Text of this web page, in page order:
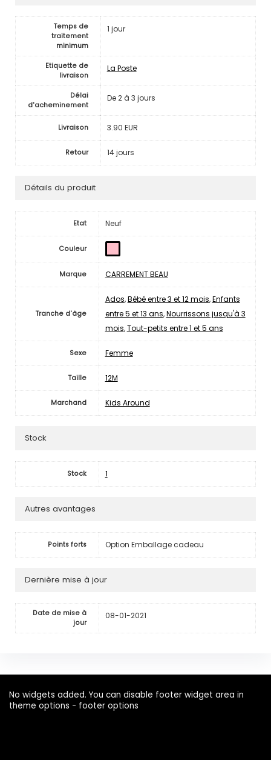
Temps de
traitement
minimum
1 jour
Etiquette de
livraison
La Poste
Délai
d'acheminement
De 2 à 3 jours
Livraison 3.90 EUR
Retour 14 jours
Détails du produit
Etat Neuf
Couleur
Marque CARREMENT BEAU
Tranche d'âge
Ados,Bébé entre 3 et 12 mois,Enfants
entre 5 et 13 ans,Nourrissons jusqu'à 3
mois,Tout-petits entre 1 et 5 ans
Sexe Femme
Taille 12M
Marchand Kids Around
Stock
Stock 1
Autres avantages
Points forts Option Emballage cadeau
Dernière mise à jour
Date de mise à
jour
08-01-2021
No widgets added. You can disable footer widget area in
theme options - footer options